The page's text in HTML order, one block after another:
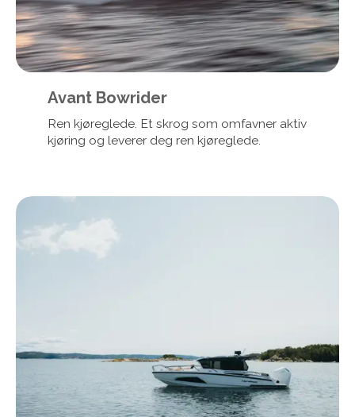
Avant Bowrider
Ren kjøreglede. Et skrog som omfavner aktiv
kjøring og leverer deg ren kjøreglede.